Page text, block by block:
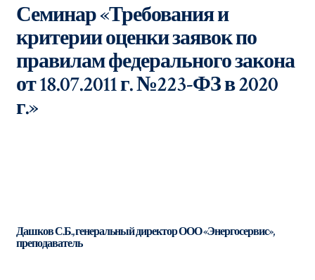
Семинар «Требования и
критерии оценки заявок по
правилам федерального закона
от 18.07.2011 г. №223-ФЗ в 2020
г.»
Дашков С.Б., генеральный директор ООО «Энергосервис»,
преподаватель